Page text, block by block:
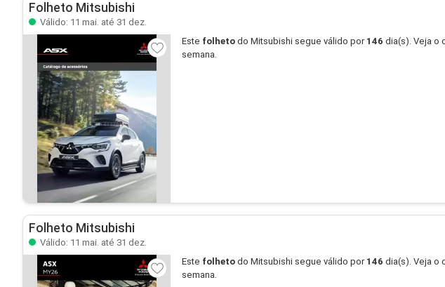
Folheto Mitsubishi
Válido: 11 mai. até 31 dez.
Este folheto do Mitsubishi segue válido por 146 dia(s). Veja o
semana.
Folheto Mitsubishi
Válido: 11 mai. até 31 dez.
Este folheto do Mitsubishi segue válido por 146 dia(s). Veja o
semana.